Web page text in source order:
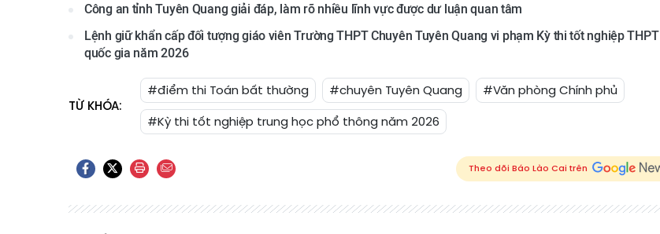
Công an tỉnh Tuyên Quang giải đáp, làm rõ nhiều lĩnh vực được dư luận quan tâm
Lệnh giữ khẩn cấp đối tượng giáo viên Trường THPT Chuyên Tuyên Quang vi phạm Kỳ thi tốt nghiệp THPT
quốc gia năm 2026
TỪ KHÓA:
#điểm thi Toán bất thường #chuyên Tuyên Quang
#Văn phòng Chính phủ
#Kỳ thi tốt nghiệp trung học phổ thông năm 2026
Theo dõi Báo Lào Cai trên